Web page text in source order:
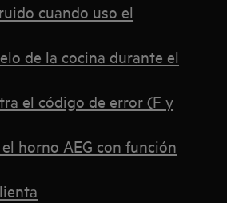
cuando uso el
de la cocina durante el
el código de error (F y
horno AEG con función